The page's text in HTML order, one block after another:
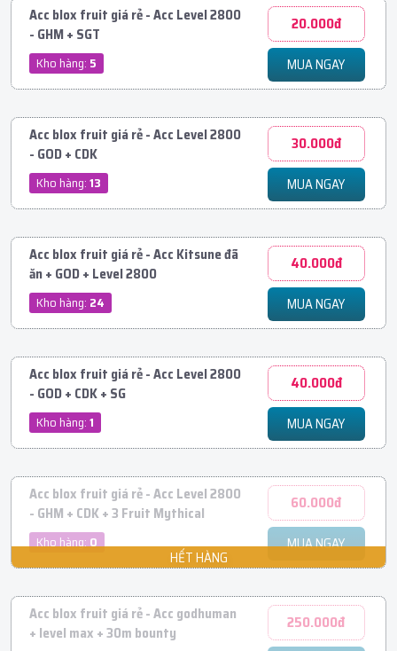
Acc blox fruit giá rẻ - Acc Level 2800
- GHM + SGT
Kho hàng: 5
20.000đ
MUA NGAY
Acc blox fruit giá rẻ - Acc Level 2800
- GOD + CDK
Kho hàng:13
30.000đ
MUA NGAY
Acc blox fruit giá rẻ - Acc Kitsune đã
ăn + GOD + Level 2800
Kho hàng: 24
40.000đ
MUA NGAY
Acc blox fruit giá rẻ - Acc Level 2800
- GOD + CDK + SG
Kho hàng:1
40.000đ
MUA NGAY
Acc blox fruit giá rẻ - Acc Level 2800
- GHM + CDK + 3 Fruit Mythical
Kho hàng:0
60.000đ
MUA NGAY
Acc blox fruit giá rẻ - Acc godhuman
+ level max + 30m bounty
250.000đ